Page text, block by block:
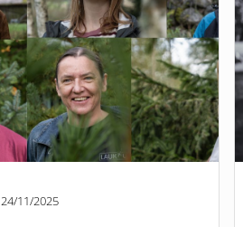
24/11/2025